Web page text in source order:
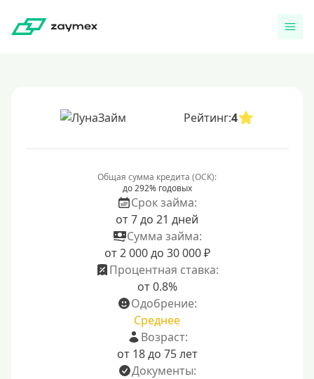
Рейтинг:4
Общая сумма кредита (ОСК):
до 292% годовых
Срок займа:
от 7 до 21 дней
Сумма займа:
от 2 000 до 30 000 ₽
Процентная ставка:
от 0.8%
Одобрение:
Среднее
Возраст:
от 18 до 75 лет
Документы: